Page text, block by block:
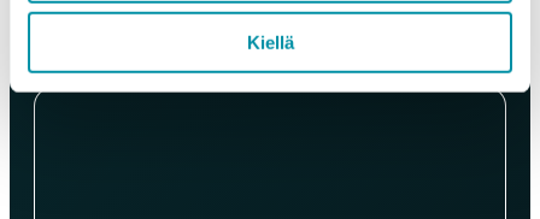
Kiellä
Lisätietoja
Täytä lisätiedot esim. profiilin toimituspituus, raaka vai
pintakäsitelty profiili sekä muut mahdolliset toiveet.